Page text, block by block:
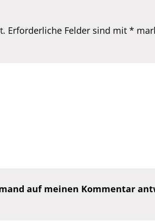
Erforderliche Felder sind mit *
auf meinen Kommentar